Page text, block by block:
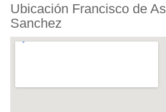
Ubicación Francisco de
Sanchez